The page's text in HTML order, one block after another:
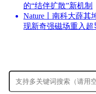
的“结伴扩散”新机制
Nature丨南科大薛其
现新奇强磁场重入超